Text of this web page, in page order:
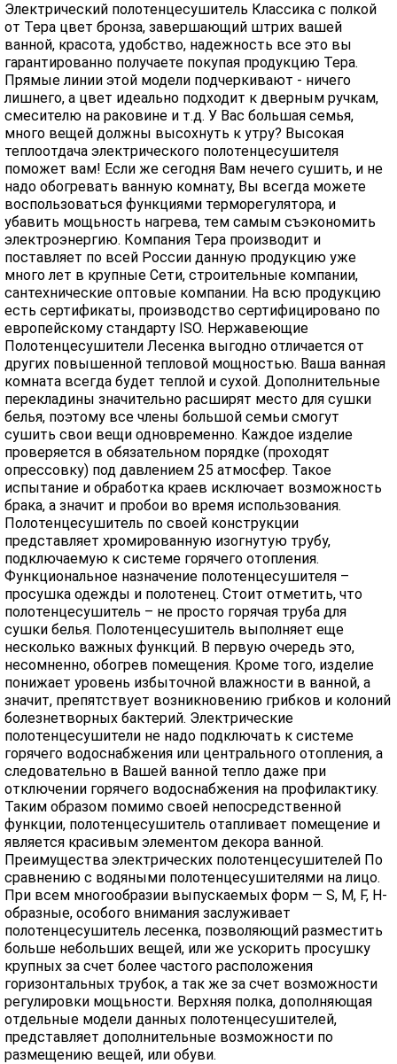
Электрический полотенцесушитель Классика с полкой
от Тера цвет бронза, завершающий штрих вашей
ванной, красота, удобство, надежность все это вы
гарантированно получаете покупая продукцию Тера.
Прямые линии этой модели подчеркивают - ничего
лишнего, а цвет идеально подходит к дверным ручкам,
смесителю на раковине и т.д. У Вас большая семья,
много вещей должны высохнуть к утру? Высокая
теплоотдача электрического полотенцесушителя
поможет вам! Если же сегодня Вам нечего сушить, и не
надо обогревать ванную комнату, Вы всегда можете
воспользоваться функциями терморегулятора, и
убавить мощьность нагрева, тем самым съэкономить
электроэнергию. Компания Тера производит и
поставляет по всей России данную продукцию уже
много лет в крупные Сети, строительные компании,
сантехнические оптовые компании. На всю продукцию
есть сертификаты, производство сертифицировано по
европейскому стандарту ISO. Нержавеющие
Полотенцесушители Лесенка выгодно отличается от
других повышенной тепловой мощностью. Ваша ванная
комната всегда будет теплой и сухой. Дополнительные
перекладины значительно расширят место для сушки
белья, поэтому все члены большой семьи смогут
сушить свои вещи одновременно. Каждое изделие
проверяется в обязательном порядке (проходят
опрессовку) под давлением 25 атмосфер. Такое
испытание и обработка краев исключает возможность
брака, а значит и пробои во время использования.
Полотенцесушитель по своей конструкции
представляет хромированную изогнутую трубу,
подключаемую к системе горячего отопления.
Функциональное назначение полотенцесушителя –
просушка одежды и полотенец. Стоит отметить, что
полотенцесушитель – не просто горячая труба для
сушки белья. Полотенцесушитель выполняет еще
несколько важных функций. В первую очередь это,
несомненно, обогрев помещения. Кроме того, изделие
понижает уровень избыточной влажности в ванной, а
значит, препятствует возникновению грибков и колоний
болезнетворных бактерий. Электрические
полотенцесушители не надо подключать к системе
горячего водоснабжения или центрального отопления, а
следовательно в Вашей ванной тепло даже при
отключении горячего водоснабжения на профилактику.
Таким образом помимо своей непосредственной
функции, полотенцесушитель отапливает помещение и
является красивым элементом декора ванной.
Преимущества электрических полотенцесушителей По
сравнению с водяными полотенцесушителями на лицо.
При всем многообразии выпускаемых форм — S, M, F, H-
образные, особого внимания заслуживает
полотенцесушитель лесенка, позволяющий разместить
больше небольших вещей, или же ускорить просушку
крупных за счет более частого расположения
горизонтальных трубок, а так же за счет возможности
регулировки мощьности. Верхняя полка, дополняющая
отдельные модели данных полотенцесушителей,
представляет дополнительные возможности по
размещению вещей, или обуви.